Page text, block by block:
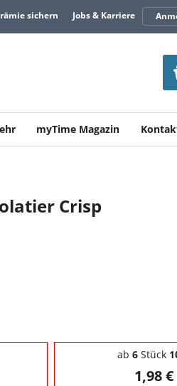
sichern Jobs & Karriere
myTime Magazin
Crisp
ab 6 Stück
1,98 €